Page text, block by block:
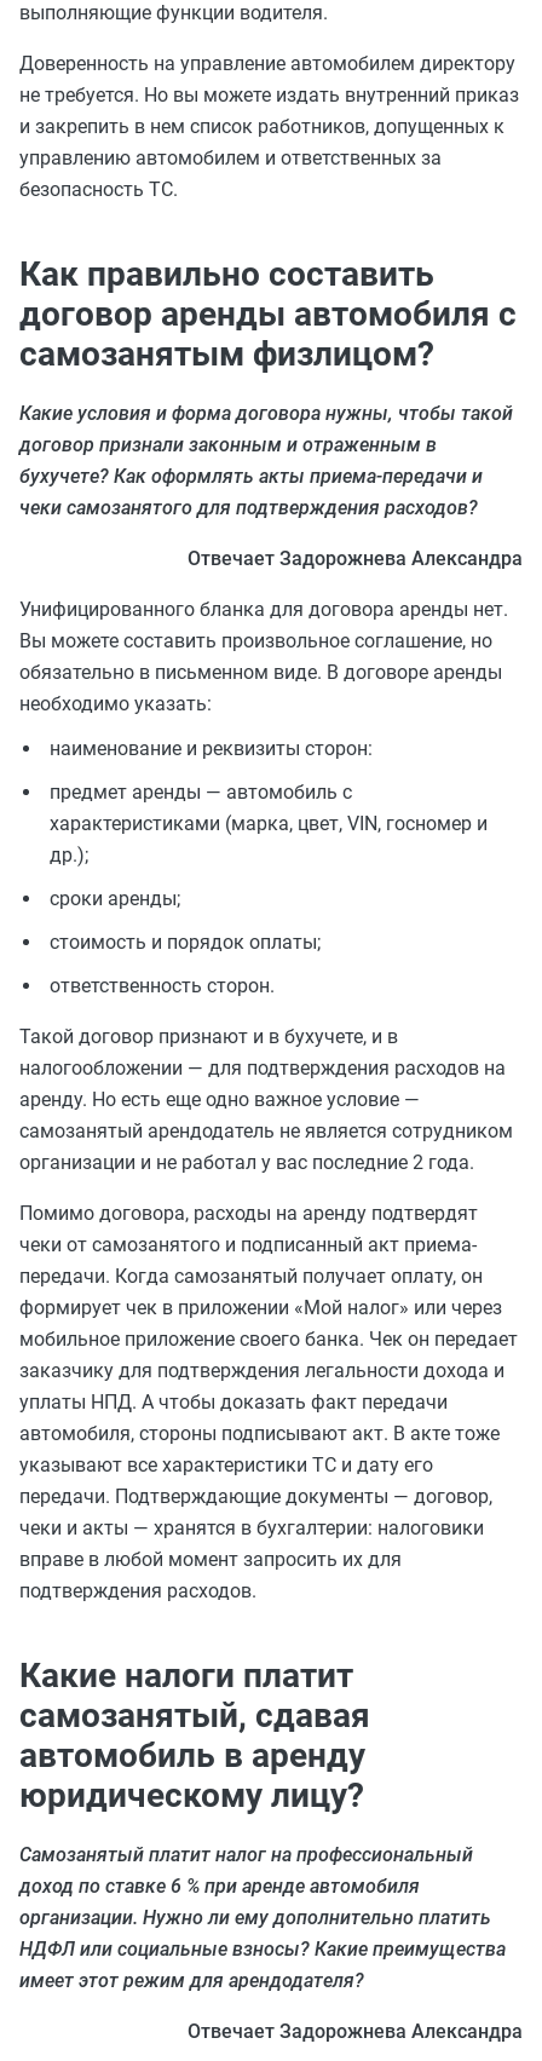
выполняющие функции водителя.
Доверенность на управление автомобилем директору
не требуется. Но вы можете издать внутренний приказ
и закрепить в нем список работников, допущенных к
управлению автомобилем и ответственных за
безопасность ТС.
Как правильно составить
договор аренды автомобиля с
самозанятым физлицом?
Какие условия и форма договора нужны, чтобы такой
договор признали законным и отраженным в
бухучете? Как оформлять акты приема-передачи и
чеки самозанятого для подтверждения расходов?
Отвечает Задорожнева Александра
Унифицированного бланка для договора аренды нет.
Вы можете составить произвольное соглашение, но
обязательно в письменном виде. В договоре аренды
необходимо указать:
наименование и реквизиты сторон:
предмет аренды — автомобиль с
характеристиками (марка, цвет, VIN, госномер и
др.);
сроки аренды;
стоимость и порядок оплаты;
ответственность сторон.
Такой договор признают и в бухучете, и в
налогообложении — для подтверждения расходов на
аренду. Но есть еще одно важное условие —
самозанятый арендодатель не является сотрудником
организации и не работал у вас последние 2 года.
Помимо договора, расходы на аренду подтвердят
чеки от самозанятого и подписанный акт приема-
передачи. Когда самозанятый получает оплату, он
формирует чек в приложении «Мой налог» или через
мобильное приложение своего банка. Чек он передает
заказчику для подтверждения легальности дохода и
уплаты НПД. А чтобы доказать факт передачи
автомобиля, стороны подписывают акт. В акте тоже
указывают все характеристики ТС и дату его
передачи. Подтверждающие документы — договор,
чеки и акты — хранятся в бухгалтерии: налоговики
вправе в любой момент запросить их для
подтверждения расходов.
Какие налоги платит
самозанятый, сдавая
автомобиль в аренду
юридическому лицу?
Самозанятый платит налог на профессиональный
доход по ставке 6 % при аренде автомобиля
организации. Нужно ли ему дополнительно платить
НДФЛ или социальные взносы? Какие преимущества
имеет этот режим для арендодателя?
Отвечает Задорожнева Александра